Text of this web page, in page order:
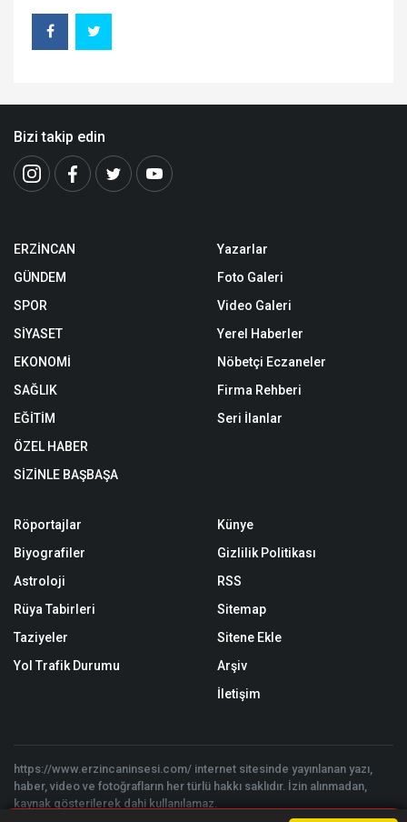
Bizi takip edin
ERZİNCAN
GÜNDEM
SPOR
SİYASET
EKONOMİ
SAĞLIK
EĞİTİM
ÖZEL HABER
SİZİNLE BAŞBAŞA
Yazarlar
Foto Galeri
Video Galeri
Yerel Haberler
Nöbetçi Eczaneler
Firma Rehberi
Seri İlanlar
Röportajlar
Biyografiler
Astroloji
Rüya Tabirleri
Taziyeler
Yol Trafik Durumu
Künye
Gizlilik Politikası
RSS
Sitemap
Sitene Ekle
Arşiv
İletişim
https://www.erzincaninsesi.com/ internet sitesinde yayınlanan yazı,
haber, video ve fotoğrafların her türlü hakkı saklıdır. İzin alınmadan,
kaynak gösterilerek dahi kullanılamaz.